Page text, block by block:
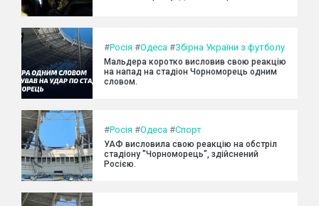
#Росія #Одеса #Збірна України з футболу
Мальдера коротко висловив свою реакцію
на напад на стадіон Чорноморець одним
словом.
#Росія #Одеса #Спорт
УАФ висловила свою реакцію на обстріл
стадіону "Чорноморець", здійснений
Росією.